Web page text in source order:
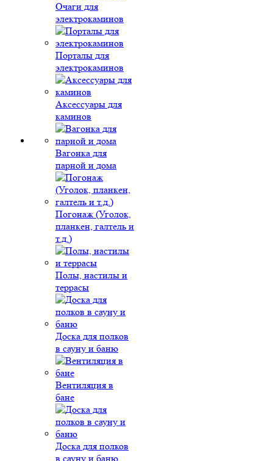
Очаги для
электрокаминов
Порталы для
электрокаминов
Аксессуары для
каминов
Вагонка для
парной и дома
Погонаж (Уголок,
планкен, галтель и
т.д.)
Полы, настилы и
террасы
Доска для полков
в сауну и баню
Вентиляция в
бане
Доска для полков
в сауну и баню